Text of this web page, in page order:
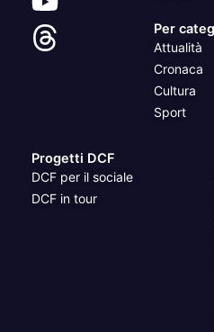
Per
Attualità
Cronaca
Cultura
Sport
Progetti DCF
DCF per il sociale
DCF in tour